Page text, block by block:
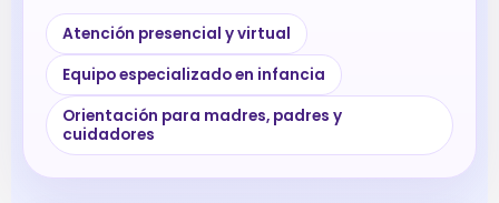
Atención presencial y virtual
Equipo especializado en infancia
Orientación para madres, padres y
cuidadores